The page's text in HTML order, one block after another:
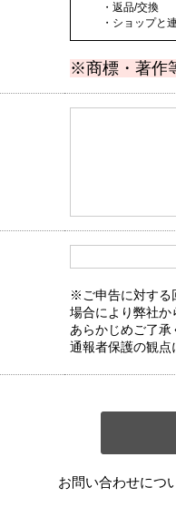
・返品/交換
・ショップと連
※商標・著作
※ご申告に対する
場合により弊社か
あらかじめご了承
通報者保護の観点
お問い合わせにつ